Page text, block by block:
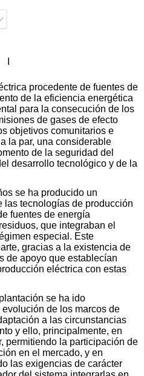
procedente de fuentes de
de la eficiencia energética
para la consecución de los
de gases de efecto
objetivos comunitarios e
la par, una considerable
de la seguridad del
desarrollo tecnológico y de la
se ha producido un
las tecnologías de producción
fuentes de energía
que integraban el
especial. Este
gracias a la existencia de
de apoyo que establecían
eléctrica con estas
se ha ido
de los marcos de
a las circunstancias
y ello, principalmente, en
permitiendo la participación de
en el mercado, y en
las exigencias de carácter